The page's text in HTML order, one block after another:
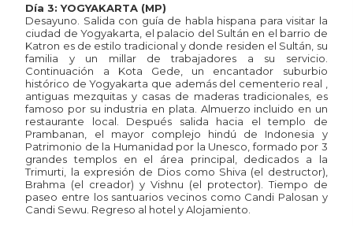
Día 3: YOGYAKARTA (MP)
Desayuno. Salida con guía de habla hispana para visitar la
ciudad de Yogyakarta, el palacio del Sultán en el barrio de
Katron es de estilo tradicional y donde residen el Sultán, su
familia y un millar de trabajadores a su servicio.
Continuación a Kota Gede, un encantador suburbio
histórico de Yogyakarta que además del cementerio real ,
antiguas mezquitas y casas de maderas tradicionales, es
famoso por su industria en plata. Almuerzo incluido en un
restaurante local. Después salida hacia el templo de
Prambanan, el mayor complejo hindú de Indonesia y
Patrimonio de la Humanidad por la Unesco, formado por 3
grandes templos en el área principal, dedicados a la
Trimurti, la expresión de Dios como Shiva (el destructor),
Brahma (el creador) y Vishnu (el protector). Tiempo de
paseo entre los santuarios vecinos como Candi Palosan y
Candi Sewu. Regreso al hotel y Alojamiento.